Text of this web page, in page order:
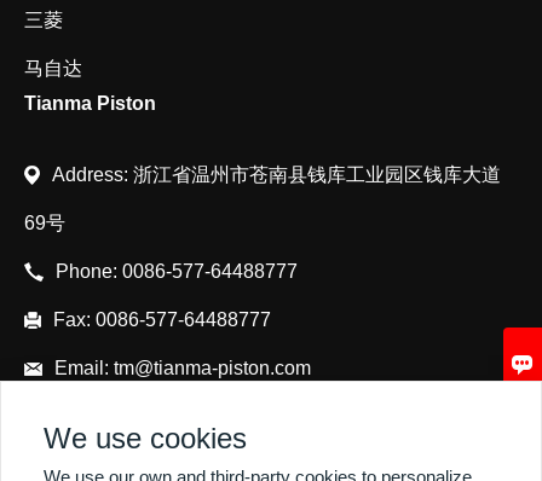
三菱
马自达
Tianma Piston
Address: 浙江省温州市苍南县钱库工业园区钱库大道
69号
Phone: 0086-577-64488777
Fax: 0086-577-64488777
Email: tm@tianma-piston.com 
We use cookies
We use our own and third-party cookies to personalize